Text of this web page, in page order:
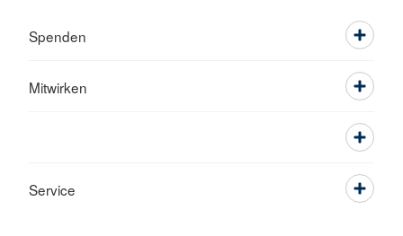
Spenden
Mitwirken
Service